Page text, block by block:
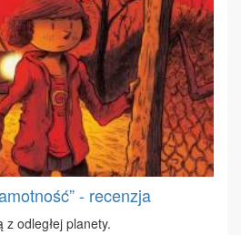
- recenzja
od­le­głej pla­ne­ty.